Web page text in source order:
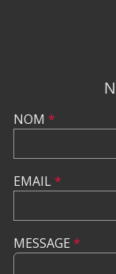
NOM *
EMAIL*
MESSAGE *